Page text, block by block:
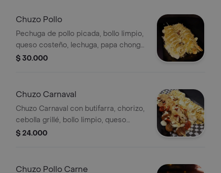
Chuzo Pollo
Pechuga de pollo picada, bollo limpio,
queso costeño, lechuga, papa chongo
y salsa tártara.
$ 30.000
Chuzo Carnaval
Chuzo Carnaval con butifarra, chorizo,
cebolla grillé, bollo limpio, queso
costeño, lechuga, papa chongo y
$ 24.000
Chuzo Pollo Carne